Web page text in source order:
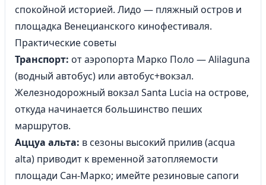
спокойной историей. Лидо — пляжный остров и
площадка Венецианского кинофестиваля.
Практические советы
Транспорт: от аэропорта Марко Поло — Alilaguna
(водный автобус) или автобус+вокзал.
Железнодорожный вокзал Santa Lucia на острове,
откуда начинается большинство пеших
маршрутов.
Аццуa альта: в сезоны высокий прилив (acqua
alta) приводит к временной затопляемости
площади Сан-Марко; имейте резиновые сапоги